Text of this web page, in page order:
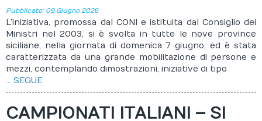
Pubblicato: 09 Giugno 2026
L’iniziativa, promossa dal CONI e istituita dal Consiglio dei
Ministri nel 2003, si è svolta in tutte le nove province
siciliane, nella giornata di domenica 7 giugno, ed è stata
caratterizzata da una grande mobilitazione di persone e
mezzi, contemplando dimostrazioni, iniziative di tipo
... SEGUE
CAMPIONATI ITALIANI – SI